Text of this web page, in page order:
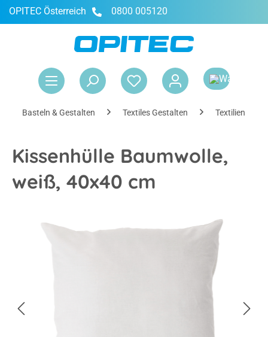
springen
OPITEC Österreich 0800 005120
Basteln & Gestalten Textiles Gestalten Textilien
Kissenhülle Baumwolle,
weiß, 40x40 cm